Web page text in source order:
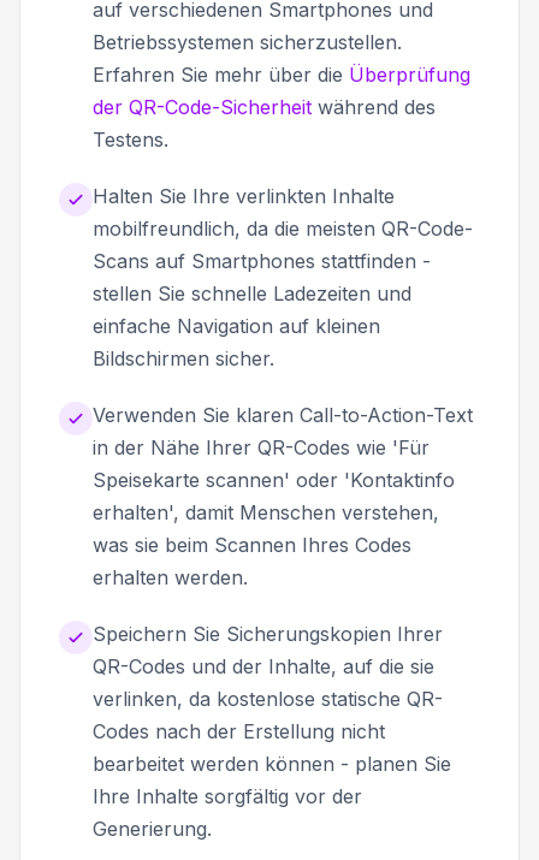
auf verschiedenen Smartphones und
Betriebssystemen sicherzustellen.
Erfahren Sie mehr über die Überprüfung
der QR-Code-Sicherheit während des
Testens.
Halten Sie Ihre verlinkten Inhalte
mobilfreundlich, da die meisten QR-Code-
Scans auf Smartphones stattfinden -
stellen Sie schnelle Ladezeiten und
einfache Navigation auf kleinen
Bildschirmen sicher.
Verwenden Sie klaren Call-to-Action-Text
in der Nähe Ihrer QR-Codes wie 'Für
Speisekarte scannen' oder 'Kontaktinfo
erhalten', damit Menschen verstehen,
was sie beim Scannen Ihres Codes
erhalten werden.
Speichern Sie Sicherungskopien Ihrer
QR-Codes und der Inhalte, auf die sie
verlinken, da kostenlose statische QR-
Codes nach der Erstellung nicht
bearbeitet werden können - planen Sie
Ihre Inhalte sorgfältig vor der
Generierung.